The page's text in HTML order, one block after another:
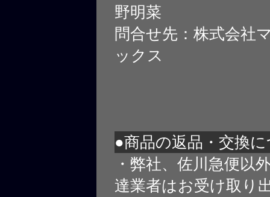
野明菜
問合せ先：株式会社
ックス
●商品の返品・交換
・弊社、佐川急便以
達業者はお受け取り